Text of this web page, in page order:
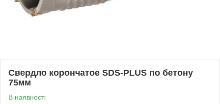
Свердло корончатое SDS-PLUS по бетону
75мм
В наявності